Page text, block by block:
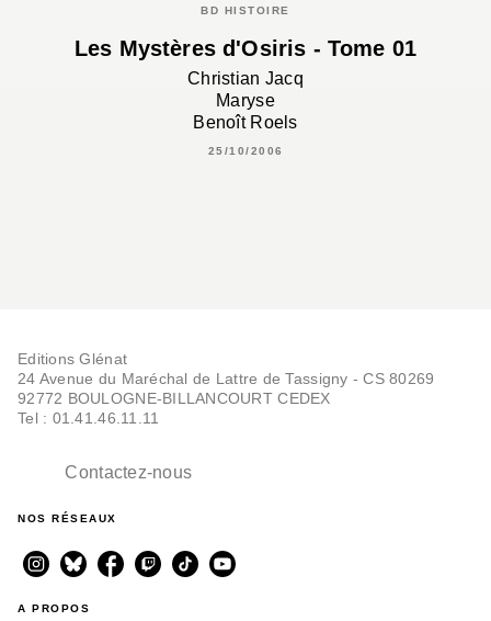
BD HISTOIRE
Les Mystères d'Osiris - Tome 01
Christian Jacq
Maryse
Benoît Roels
25/10/2006
Editions Glénat
24 Avenue du Maréchal de Lattre de Tassigny - CS 80269
92772 BOULOGNE-BILLANCOURT CEDEX
Tel : 01.41.46.11.11
Contactez-nous
NOS RÉSEAUX
A PROPOS